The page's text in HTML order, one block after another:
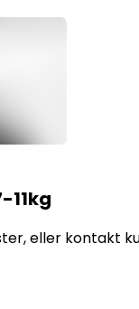
11kg
eller kontakt